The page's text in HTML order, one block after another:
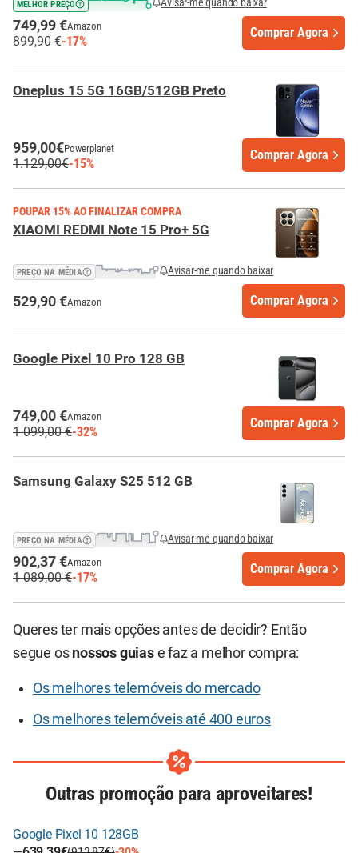
MELHOR PREÇO Avisar-me quando baixar
749,99 €Amazon
899,90 €-17%
Comprar Agora
Oneplus 15 5G 16GB/512GB Preto
959,00€Powerplanet
1.129,00€-15%
Comprar Agora
POUPAR 15% AO FINALIZAR COMPRA
XIAOMI REDMI Note 15 Pro+ 5G
PREÇO NA MÉDIA Avisar-me quando baixar
529,90 €Amazon Comprar Agora
Google Pixel 10 Pro 128 GB
749,00 €Amazon
1 099,00 €-32%
Comprar Agora
Samsung Galaxy S25 512 GB
PREÇO NA MÉDIA Avisar-me quando baixar
902,37 €Amazon
1 089,00 €-17%
Comprar Agora
Queres ter mais opções antes de decidir? Então
segue os nossos guiase faz a melhor compra:
Os melhores telemóveis do mercado
Os melhores telemóveis até 400 euros
Outras promoção para aproveitares!
Google Pixel 10 128GB